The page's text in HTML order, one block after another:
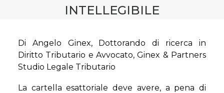
INTELLEGIBILE
Di Angelo Ginex, Dottorando di ricerca in
Diritto Tributario e Avvocato, Ginex & Partners
Studio Legale Tributario
La cartella esattoriale deve avere, a pena di